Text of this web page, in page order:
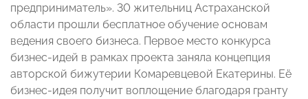
предприниматель». 30 жительниц Астраханской
области прошли бесплатное обучение основам
ведения своего бизнеса. Первое место конкурса
бизнес-идей в рамках проекта заняла концепция
авторской бижутерии Комаревцевой Екатерины. Её
бизнес-идея получит воплощение благодаря гранту